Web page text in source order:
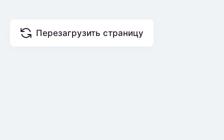
Перезагрузить страницу